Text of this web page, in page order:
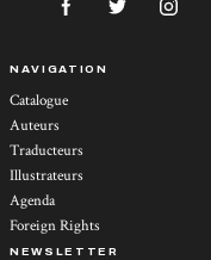
NAVIGATION
Catalogue
Auteurs
Traducteurs
Illustrateurs
Agenda
Foreign Rights
NEWSLETTER